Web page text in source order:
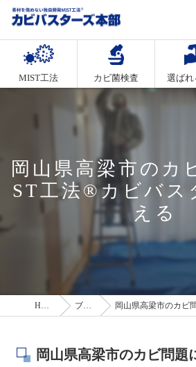
MIST工法 カビ菌検査 選ばれ
岡山県高梁市のカ
ST工法®カビバス
える
HOME ブログ 岡山県高梁市のカビ問題に
岡山県高梁市のカビ問